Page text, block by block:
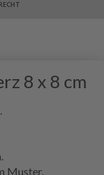
8 x 8 cm
Muster.